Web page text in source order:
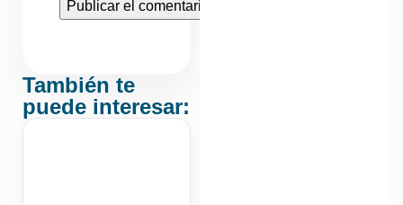
También te
puede interesar: